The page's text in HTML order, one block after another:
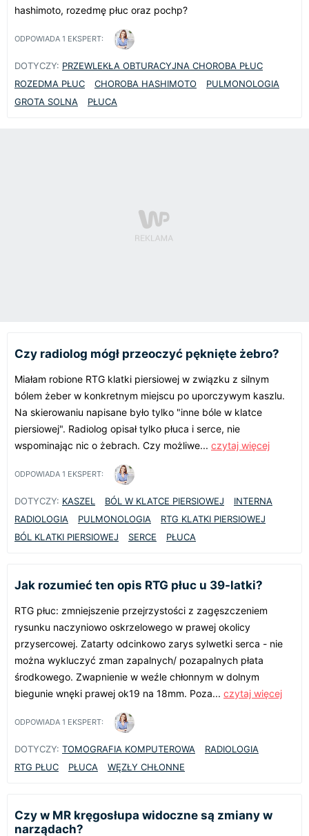
hashimoto, rozedmę płuc oraz pochp?
ODPOWIADA 1 EKSPERT:
DOTYCZY: PRZEWLEKŁA OBTURACYJNA CHOROBA PŁUC
ROZEDMA PŁUC
CHOROBA HASHIMOTO
PULMONOLOGIA
GROTA SOLNA
PŁUCA
Czy radiolog mógł przeoczyć pęknięte żebro?
Miałam robione RTG klatki piersiowej w związku z silnym
bólem żeber w konkretnym miejscu po uporczywym kaszlu.
Na skierowaniu napisane było tylko "inne bóle w klatce
piersiowej". Radiolog opisał tylko płuca i serce, nie
wspominając nic o żebrach. Czy możliwe... czytaj więcej
ODPOWIADA 1 EKSPERT:
DOTYCZY: KASZEL BÓL W KLATCE PIERSIOWEJ
INTERNA
RADIOLOGIA
PULMONOLOGIA
RTG KLATKI PIERSIOWEJ
BÓL KLATKI PIERSIOWEJ
SERCE PŁUCA
Jak rozumieć ten opis RTG płuc u 39-latki?
RTG płuc: zmniejszenie przejrzystości z zagęszczeniem
rysunku naczyniowo oskrzelowego w prawej okolicy
przysercowej. Zatarty odcinkowo zarys sylwetki serca - nie
można wykluczyć zman zapalnych/ pozapalnych płata
środkowego. Zwapnienie w weźle chłonnym w dolnym
biegunie wnęki prawej ok19 na 18mm. Poza... czytaj więcej
ODPOWIADA 1 EKSPERT:
DOTYCZY: TOMOGRAFIA KOMPUTEROWA
RADIOLOGIA
RTG PŁUC
PŁUCA WĘZŁY CHŁONNE
Czy w MR kręgosłupa widoczne są zmiany w
narządach?